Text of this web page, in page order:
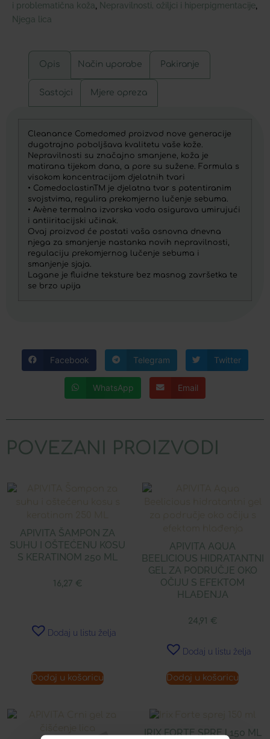
i problematična koža, Nepravilnosti, ožiljci i hiperpigmentacije,
Njega lica
Opis Način uporabe Pakiranje
Sastojci Mjere opreza
Cleanance Comedomed proizvod nove generacije
dugotrajno poboljšava kvalitetu vaše kože.
Nepravilnosti su značajno smanjene, koža je
matirana tijekom dana, a pore su sužene. Formula s
visokom koncentracijom djelatnih tvari
• ComedoclastinTM je djelatna tvar s patentiranim
svojstvima, regulira prekomjerno lučenje sebuma.
• Avène termalna izvorska voda osigurava umirujući
i antiiritacijski učinak.
Ovaj proizvod će postati vaša osnovna dnevna
njega za smanjenje nastanka novih nepravilnosti,
regulaciju prekomjernog lučenje sebuma i
smanjenje sjaja.
Lagane je fluidne teksture bez masnog završetka te
se brzo upija
Facebook Telegram Twitter
WhatsApp Email
POVEZANI PROIZVODI
APIVITA ŠAMPON ZA
SUHU I OŠTEĆENU KOSU
S KERATINOM 250 ML
16,27 €
Dodaj u listu želja
Dodaj u košaricu
APIVITA AQUA
BEELICIOUS HIDRATANTNI
GEL ZA PODRUČJE OKO
OČIJU S EFEKTOM
HLAĐENJA
24,91 €
Dodaj u listu želja
Dodaj u košaricu
IRIX FORTE SPREJ 150 ML